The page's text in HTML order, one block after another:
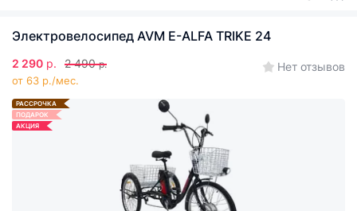
Электровелосипед AVM E-ALFA TRIKE 24
2 290 р. 2 490 р.
от 63 р./мес.
Нет отзывов
РАССРОЧКА
ПОДАРОК
АКЦИЯ